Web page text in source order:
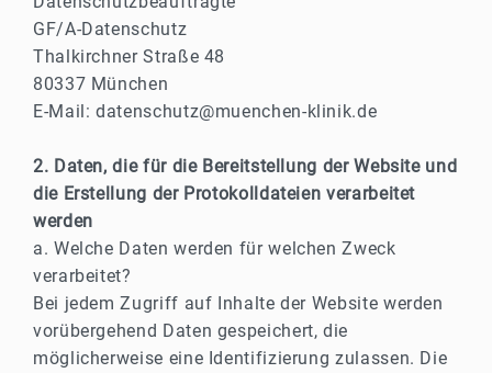
GF/A-Datenschutz
Thalkirchner Straße 48
80337 München
E-Mail: datenschutz@muenchen-klinik.de
2. Daten, die für die Bereitstellung der Website und
die Erstellung der Protokolldateien verarbeitet
werden
a. Welche Daten werden für welchen Zweck
verarbeitet?
Bei jedem Zugriff auf Inhalte der Website werden
vorübergehend Daten gespeichert, die
möglicherweise eine Identifizierung zulassen. Die